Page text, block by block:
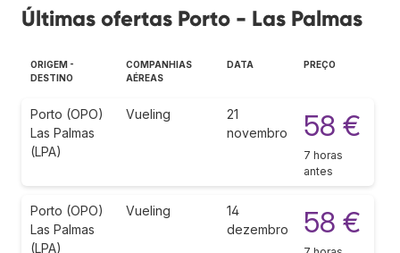
Últimas ofertas Porto - Las Palmas
ORIGEM -
DESTINO
COMPANHIAS
AÉREAS
DATA PREÇO
Porto (OPO)
Las Palmas
(LPA)
Vueling
21
novembro
58 €
7 horas
antes
Porto (OPO)
Las Palmas
(LPA)
Vueling
14
dezembro
58 €